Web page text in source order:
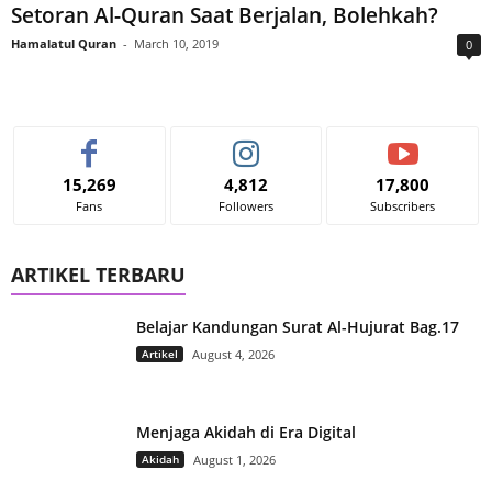
Setoran Al-Quran Saat Berjalan, Bolehkah?
Hamalatul Quran - March 10, 2019 0
15,269
Fans
4,812
Followers
17,800
Subscribers
ARTIKEL TERBARU
Belajar Kandungan Surat Al-Hujurat Bag.17
Artikel August 4, 2026
Menjaga Akidah di Era Digital
Akidah August 1, 2026